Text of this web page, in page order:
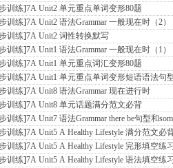
训练]7A Unit2 单元重点单词变形80题
训练]7A Unit2 语法Grammar 一般现在时（2）
训练]7A Unit2 词性转换默写
训练]7A Unit1 语法Grammar 一般现在时（1）
训练]7A Unit1 单元重点词汇变形80题
训练]7A Unit1 单元重点单词变形短语语法句
训练]7A Unit8 语法Grammar 现在进行时
训练]7A Unit8 单元话题满分范文必背
训练]7A Unit7 语法Grammar there be句型和
训练]7A Unit5 A Healthy Lifestyle 满分范文必
训练]7A Unit5 A Healthy Lifestyle 完形填空练
训练]7A Unit5 A Healthy Lifestyle 语法填空练